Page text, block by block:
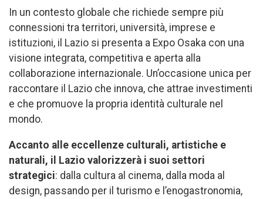
In un contesto globale che richiede sempre più
connessioni tra territori, università, imprese e
istituzioni, il Lazio si presenta a Expo Osaka con una
visione integrata, competitiva e aperta alla
collaborazione internazionale. Un’occasione unica per
raccontare il Lazio che innova, che attrae investimenti
e che promuove la propria identità culturale nel
mondo.
Accanto alle eccellenze culturali, artistiche e
naturali, il Lazio valorizzerà i suoi settori
strategici: dalla cultura al cinema, dalla moda al
design, passando per il turismo e l’enogastronomia,